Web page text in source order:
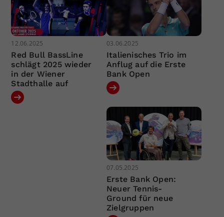
12.06.2025
Red Bull BassLine
schlägt 2025 wieder
in der Wiener
Stadthalle auf
03.06.2025
Italienisches Trio im
Anflug auf die Erste
Bank Open
07.05.2025
Erste Bank Open:
Neuer Tennis-
Ground für neue
Zielgruppen